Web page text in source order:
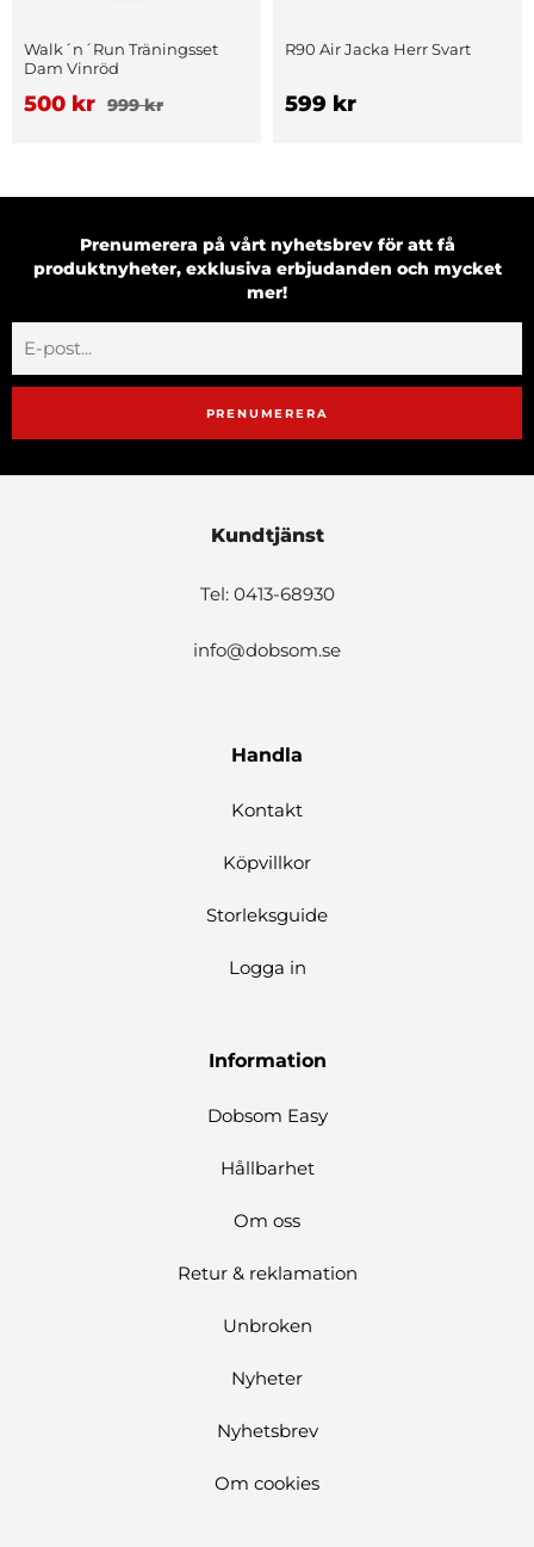
Walk´n´Run Träningsset
Dam Vinröd
500 kr 999 kr
R90 Air Jacka Herr Svart
599 kr
Prenumerera på vårt nyhetsbrev för att få
produktnyheter, exklusiva erbjudanden och mycket
mer!
PRENUMERERA
Kundtjänst
Tel: 0413-68930
info@dobsom.se
Handla
Kontakt
Köpvillkor
Storleksguide
Logga in
Information
Dobsom Easy
Hållbarhet
Om oss
Retur & reklamation
Unbroken
Nyheter
Nyhetsbrev
Om cookies